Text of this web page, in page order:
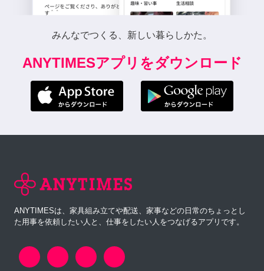
みんなでつくる、新しい暮らしかた。
ANYTIMESアプリをダウンロード
ANYTIMESは、家具組み立てや配送、家事などの日常のちょっとし
た用事を依頼したい人と、仕事をしたい人をつなげるアプリです。